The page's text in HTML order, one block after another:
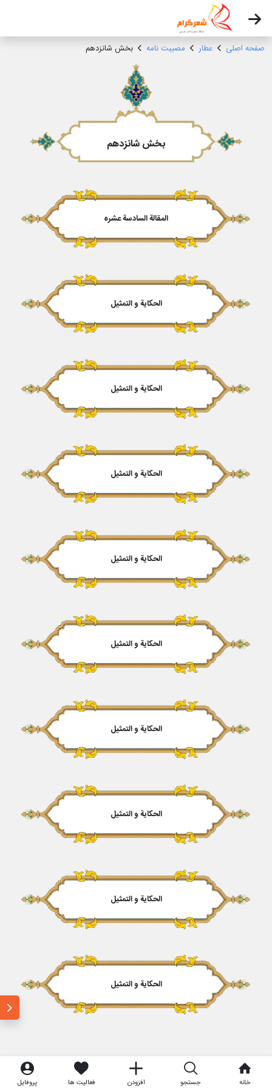
صفحه اصلی عطار مصیبت نامه بخش شانزدهم
بخش شانزدهم
المقالة السادسة عشره
الحكایة و التمثیل
الحكایة و التمثیل
الحكایة و التمثیل
الحكایة و التمثیل
الحكایة و التمثیل
الحكایة و التمثیل
الحكایة و التمثیل
الحكایة و التمثیل
الحكایة و التمثیل
خانه جستجو افزودن فعالیت ها پروفایل